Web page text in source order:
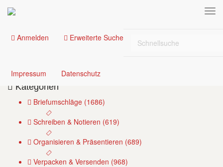
Anmelden Erweiterte Suche(current)
Impressum (current)Datenschutz(current)
Kategorien
Briefumschläge (1686)
Schreiben & Notieren (619)
Organisieren & Präsentieren (689)
Verpacken & Versenden (968)